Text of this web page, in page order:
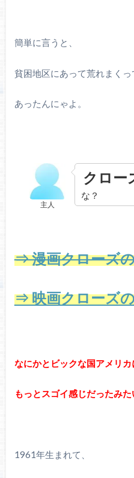
簡単に言うと、
貧困地区にあって荒れまく
あったんにゃよ。
主人
クロー
な？
⇒ 漫画クローズ
⇒ 映画クローズ
なにかとビックな国アメリカ
もっとスゴイ感じだったみた
1961年生まれて、